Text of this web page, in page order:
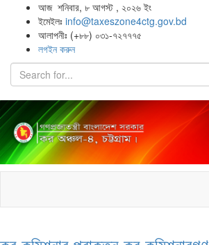
আজ শনিবার, ৮ আগস্ট , ২০২৬ ইং
ইমেইলঃ info@taxeszone4ctg.gov.bd
আলাপনীঃ (+৮৮) ০৩১-৭২৭৭৭৫
লগইন করুন